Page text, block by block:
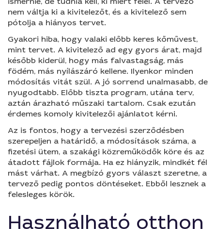
nem váltja ki a kivitelezőt, és a kivitelező sem
pótolja a hiányos tervet.
Gyakori hiba, hogy valaki előbb keres kőművest,
mint tervet. A kivitelező ad egy gyors árat, majd
később kiderül, hogy más falvastagság, más
födém, más nyílászáró kellene. Ilyenkor minden
módosítás vitát szül. A jó sorrend unalmasabb, de
nyugodtabb. Előbb tiszta program, utána terv,
aztán árazható műszaki tartalom. Csak ezután
érdemes komoly kivitelezői ajánlatot kérni.
Az is fontos, hogy a tervezési szerződésben
szerepeljen a határidő, a módosítások száma, a
fizetési ütem, a szakági közreműködők köre és az
átadott fájlok formája. Ha ez hiányzik, mindkét fél
mást várhat. A megbízó gyors választ szeretne, a
tervező pedig pontos döntéseket. Ebből lesznek a
felesleges körök.
Használható otthon